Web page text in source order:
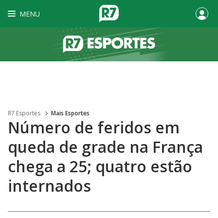
MENU
R7 Esportes Mais Esportes
Número de feridos em
queda de grade na França
chega a 25; quatro estão
internados